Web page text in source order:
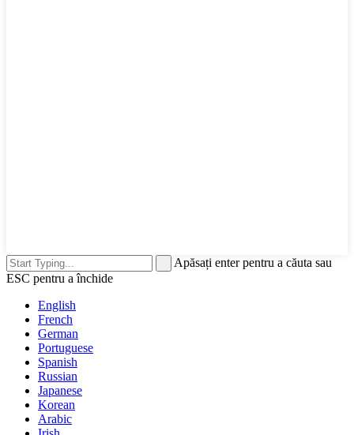
Apăsați enter pentru a căuta sau
ESC pentru a închide
English
French
German
Portuguese
Spanish
Russian
Japanese
Korean
Arabic